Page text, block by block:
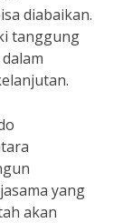
diabaikan.
tanggung
yang
akan